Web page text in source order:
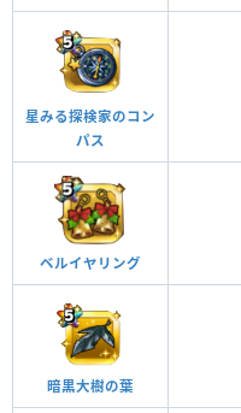
星みる探検家のコン
パス
ベルイヤリング
暗黒大樹の葉